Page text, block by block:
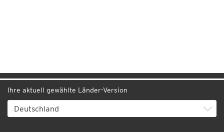
Ihre aktuell gewählte Länder-Version